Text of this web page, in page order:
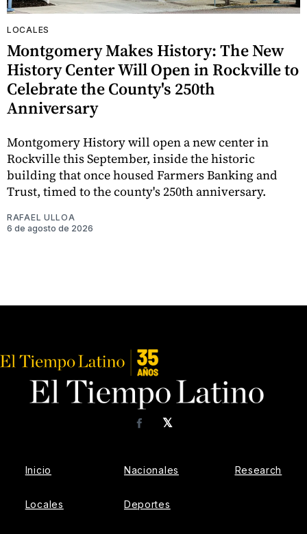
LOCALES
Montgomery Makes History: The New
History Center Will Open in Rockville to
Celebrate the County's 250th
Anniversary
Montgomery History will open a new center in
Rockville this September, inside the historic
building that once housed Farmers Banking and
Trust, timed to the county's 250th anniversary.
RAFAEL ULLOA
6 de agosto de 2026
𝕏
Facebook
Inicio
Locales
Nacionales
Deportes
Research